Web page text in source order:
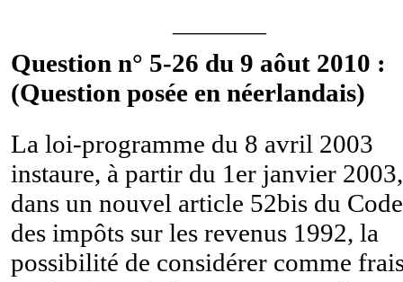
Question n° 5-26 du 9 aôut 2010 :
(Question posée en néerlandais)
La loi-programme du 8 avril 2003
instaure, à partir du 1er janvier 2003,
dans un nouvel article 52bis du Code
des impôts sur les revenus 1992, la
possibilité de considérer comme